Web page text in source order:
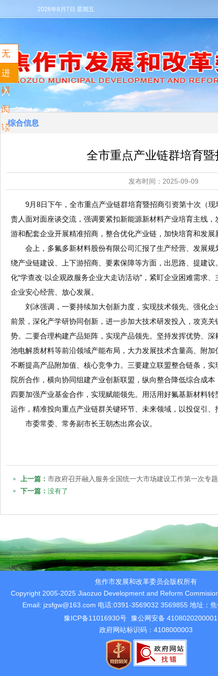
2026年8月7日 星期五
无
障
碍
阅
读
进
入
适
老
综合信息
全市重点产业链群培育
发布时间：2025-
9月8日下午，全市重点产业链群培育暨招商引资第十次（
责人面对面座谈交流，强调要紧扣新能源新材料产业培育主线
游和配套企业开展精准招商，整合优化产业链，加快培育和发展
会上，多氟多新材料股份有限公司汇报了生产经营、发展
绕产业链建设、上下游招商、要素保障等方面，出思路、提建
化“学查改·以企观政服务企业大走访活动”，紧盯企业困难需求
企业安心经营、放心发展。
刘冰强调，一要持续加大创新力度，实现技术领先。强化
前景，深化产学研协同创新，进一步加大技术研发投入，攻克
势。二要合理构建产品矩阵，实现产品领先。坚持发挥优势、
池电解质材料等前沿领域产能布局，大力发展技术含量高、附
不断提高产品附加值、核心竞争力。三要建立联盟整合链条，
院所合作，横向协同组建产业创新联盟，纵向整合降低综合成
四要加强产业基金合作，实现赋能领先。用活用好氟基新材料
运作，精准投向重点产业链群关键环节、未来领域，以投促引
市委常委、常务副市长王朝杰出席会议。
上一篇： 市政府召开融入服务全国统一大市场建设工作第一次专
下一篇： 没有了
焦作市发展和改革委员会版权所有
Copyright 2005-2025 Jiaozuo Development and Reform
Email: jzsfgw@163.com 电话:0391-3569032 3569855 地址：
豫ICP备11016930号 豫公网安备
政府网站标识码：4108000003